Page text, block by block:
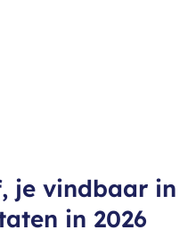
je vindbaar in
in 2026